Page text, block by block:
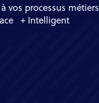
vos processus métiers
+ Intelligent